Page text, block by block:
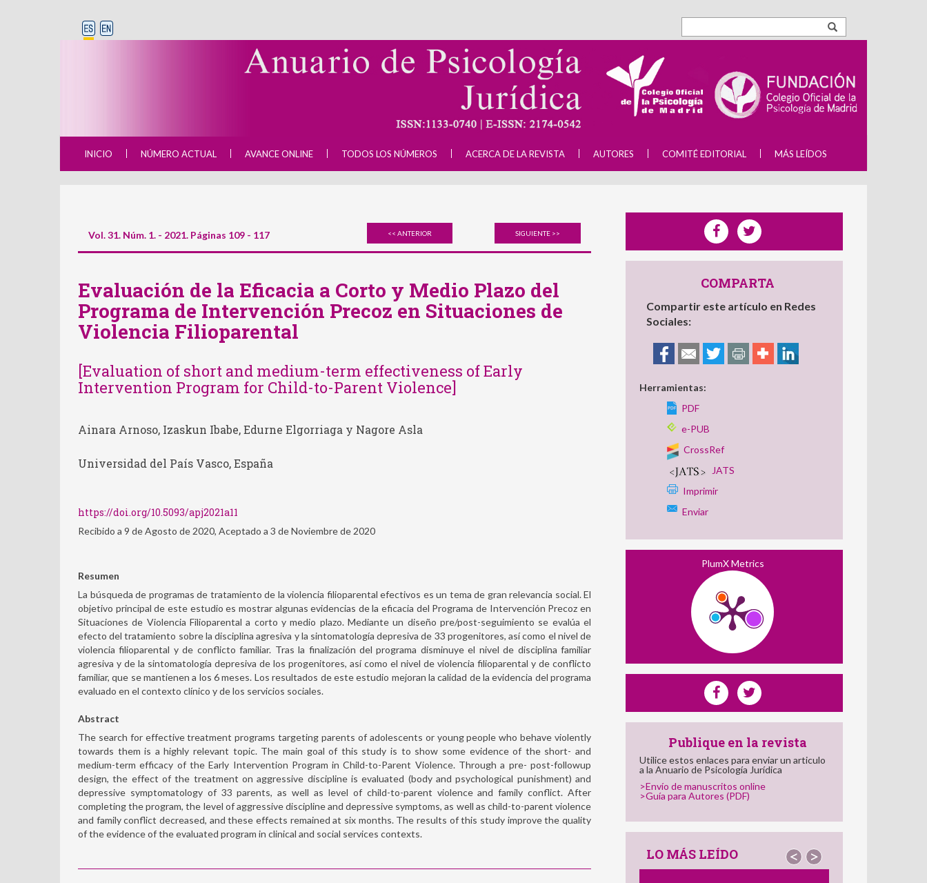
INICIO NÚMERO ACTUAL AVANCE ONLINE TODOS LOS NÚMEROS ACERCA DE LA REVISTA AUTORES COMITÉ EDITORIAL MÁS LEÍDOS
Vol. 31. Núm. 1. - 2021. Páginas 109 - 117 << ANTERIOR SIGUIENTE >>
Evaluación de la Eficacia a Corto y Medio Plazo del
Programa de Intervención Precoz en Situaciones de
Violencia Filioparental
[Evaluation of short and medium-term effectiveness of Early
Intervention Program for Child-to-Parent Violence]
Ainara Arnoso, Izaskun Ibabe, Edurne Elgorriaga y Nagore Asla
Universidad del País Vasco, España
https://doi.org/10.5093/apj2021a11
Recibido a 9 de Agosto de 2020, Aceptado a 3 de Noviembre de 2020
Resumen
La búsqueda de programas de tratamiento de la violencia filioparental efectivos es un tema de gran relevancia social. El
objetivo principal de este estudio es mostrar algunas evidencias de la eficacia del Programa de Intervención Precoz en
Situaciones de Violencia Filioparental a corto y medio plazo. Mediante un diseño pre/post-seguimiento se evalúa el
efecto del tratamiento sobre la disciplina agresiva y la sintomatología depresiva de 33 progenitores, así como el nivel de
violencia filioparental y de conflicto familiar. Tras la finalización del programa disminuye el nivel de disciplina familiar
agresiva y de la sintomatología depresiva de los progenitores, así como el nivel de violencia filioparental y de conflicto
familiar, que se mantienen a los 6 meses. Los resultados de este estudio mejoran la calidad de la evidencia del programa
evaluado en el contexto clínico y de los servicios sociales.
Abstract
The search for effective treatment programs targeting parents of adolescents or young people who behave violently
towards them is a highly relevant topic. The main goal of this study is to show some evidence of the short- and
medium-term efficacy of the Early Intervention Program in Child-to-Parent Violence. Through a pre- post-followup
design, the effect of the treatment on aggressive discipline is evaluated (body and psychological punishment) and
depressive symptomatology of 33 parents, as well as level of child-to-parent violence and family conflict. After
completing the program, the level of aggressive discipline and depressive symptoms, as well as child-to-parent violence
and family conflict decreased, and these effects remained at six months. The results of this study improve the quality
of the evidence of the evaluated program in clinical and social services contexts.
COMPARTA
Compartir este artículo en Redes
Sociales:
Herramientas:
PDF
e-PUB
CrossRef
JATS
Imprimir
Enviar
PlumX Metrics
Publique en la revista
Utilice estos enlaces para enviar un articulo
a la Anuario de Psicología Jurídica
>Envío de manuscritos online
>Guía para Autores (PDF)
LO MÁS LEÍDO < >